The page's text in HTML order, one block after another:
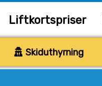
Liftkortspriser
Skiduthyrning